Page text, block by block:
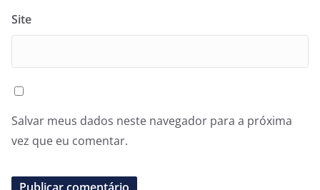
Site
Salvar meus dados neste navegador para a próxima
vez que eu comentar.